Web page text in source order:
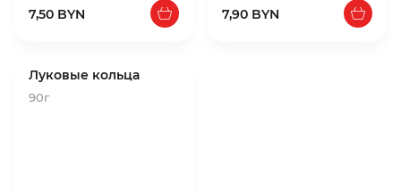
7,50 BYN 7,90 BYN
Луковые кольца
90г